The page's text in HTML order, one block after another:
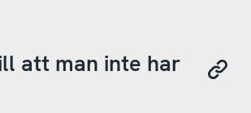
att man inte har